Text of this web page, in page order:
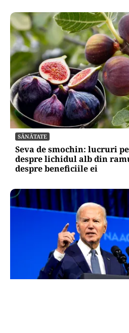
SĂNĂTATE
Seva de smochin: lucruri
despre lichidul alb din
despre beneficiile ei